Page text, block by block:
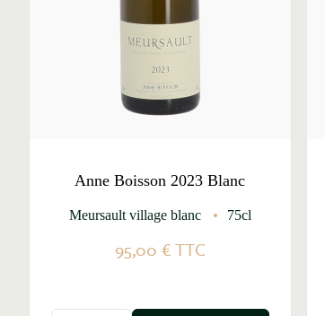
Anne Boisson 2023 Blanc
Meursault village blanc 75cl
95,00 €TTC